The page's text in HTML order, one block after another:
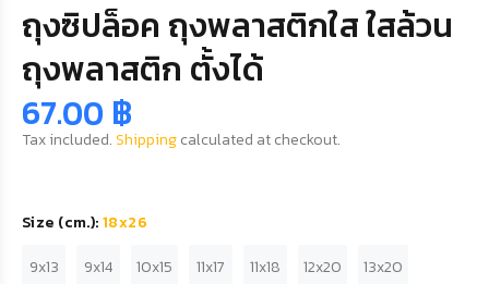
ถุงซิปล็อค ถุงพลาสติกใส ใสล้วน
ถุงพลาสติก ตั้งได้
67.00 ฿
Tax included.Shippingcalculated at checkout.
Size (cm.):18x26
9x13
9x14 10x15 11x17 11x18 12x20 13x20